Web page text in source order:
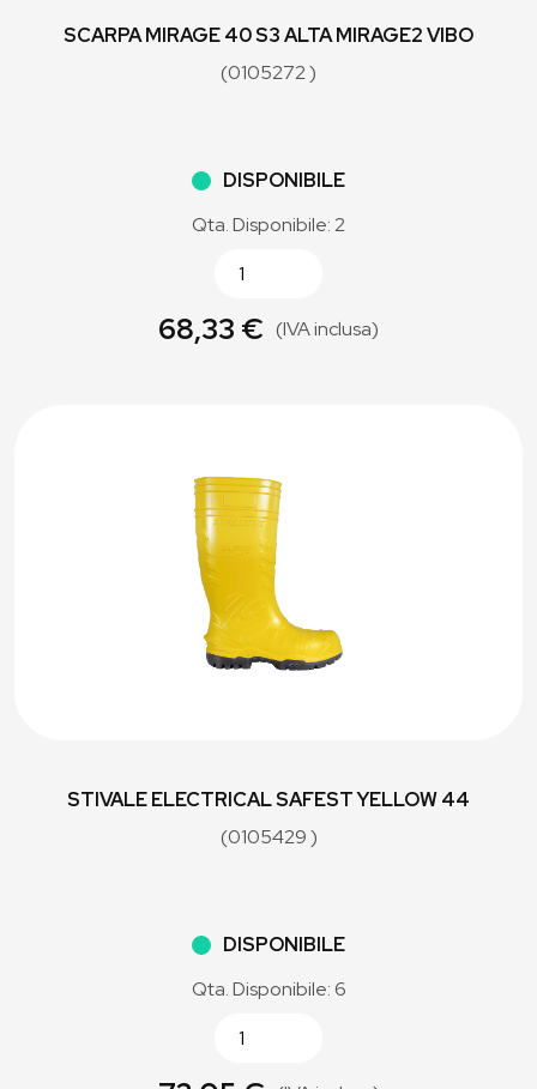
SCARPA MIRAGE 40 S3 ALTA MIRAGE2 VIBO
(0105272 )
DISPONIBILE
Qta. Disponibile: 2
68,33 € (IVA inclusa)
STIVALE ELECTRICAL SAFEST YELLOW 44
(0105429 )
DISPONIBILE
Qta. Disponibile: 6